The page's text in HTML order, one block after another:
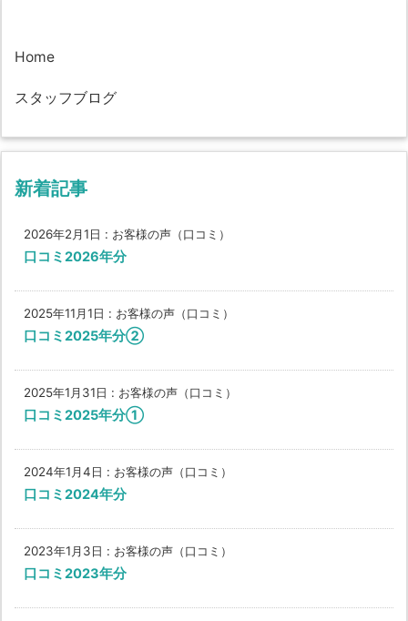
Home
スタッフブログ
新着記事
2026年2月1日 : お客様の声（口コミ）
口コミ2026年分
2025年11月1日 : お客様の声（口コミ）
口コミ2025年分②
2025年1月31日 : お客様の声（口コミ）
口コミ2025年分①
2024年1月4日 : お客様の声（口コミ）
口コミ2024年分
2023年1月3日 : お客様の声（口コミ）
口コミ2023年分